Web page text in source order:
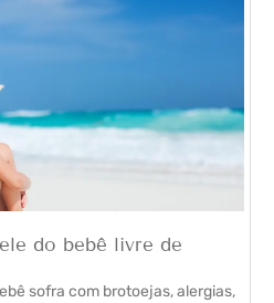
do bebê livre de
sofra com brotoejas, alergias,